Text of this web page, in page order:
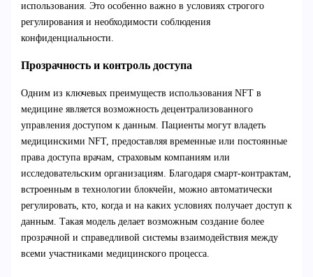
использования. Это особенно важно в условиях строгого
регулирования и необходимости соблюдения
конфиденциальности.
Прозрачность и контроль доступа
Одним из ключевых преимуществ использования NFT в
медицине является возможность децентрализованного
управления доступом к данным. Пациенты могут владеть
медицинскими NFT, предоставляя временные или постоянные
права доступа врачам, страховым компаниям или
исследовательским организациям. Благодаря смарт-контрактам,
встроенным в технологии блокчейн, можно автоматически
регулировать, кто, когда и на каких условиях получает доступ к
данным. Такая модель делает возможным создание более
прозрачной и справедливой системы взаимодействия между
всеми участниками медицинского процесса.